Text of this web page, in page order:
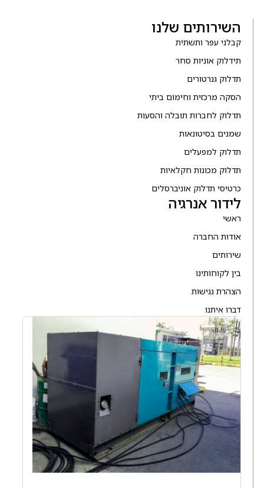
השירותים שלנו
קבלני עפר ותשתית
תידלוק אוניות סחר
תדלוק גנרטורים
הסקה מרכזית וחימום ביתי
תדלוק לחברות תובלה והסעות
שמנים בסיטונאות
תדלוק למפעלים
תדלוק מכונות חקלאיות
כרטיסי תדלוק אוניברסלים
לידור אנרגיה
ראשי
אודות החברה
שירותים
בין לקוחותינו
הצהרת נגישות
דברו איתנו